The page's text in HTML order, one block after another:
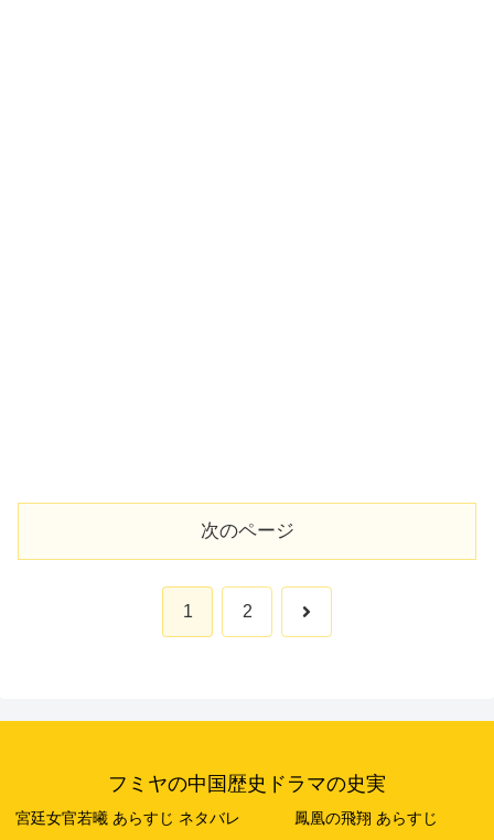
次のページ
1 2 次
フミヤの中国歴史ドラマの史実
宮廷女官若曦 あらすじ ネタバレ 鳳凰の飛翔 あらすじ